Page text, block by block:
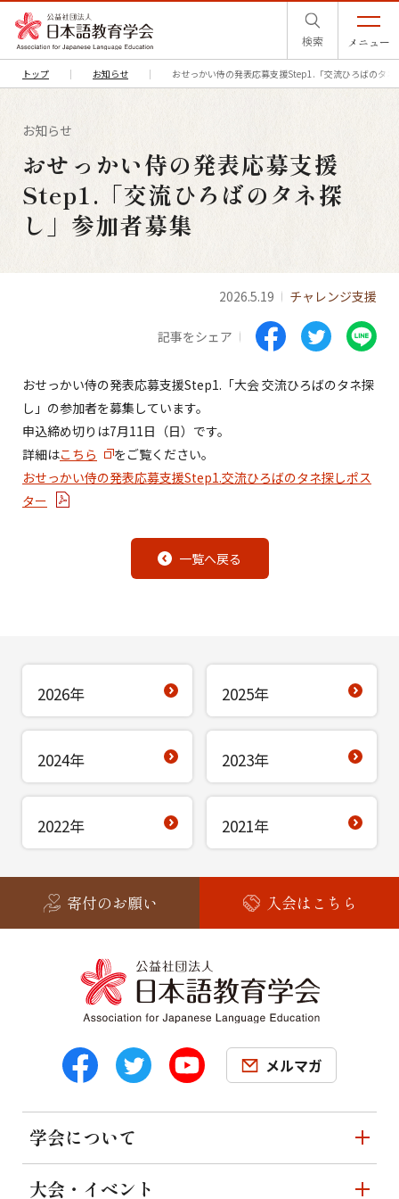
検索 メニュー
トップ お知らせ おせっかい侍の発表応募支援Step1.「交流ひろばのタネ
お知らせ
おせっかい侍の発表応募支援
Step1.「交流ひろばのタネ探
し」参加者募集
2026.5.19 チャレンジ支援
記事をシェア
おせっかい侍の発表応募支援Step1.「大会 交流ひろばのタネ探
し」の参加者を募集しています。
申込締め切りは7月11日（日）です。
詳細はこちら
をご覧ください。
おせっかい侍の発表応募支援Step1.交流ひろばのタネ探しポス
ター
一覧へ戻る
2026年 2025年
2024年 2023年
2022年 2021年
寄付のお願い 入会はこちら
メルマガ
学会について
大会・イベント